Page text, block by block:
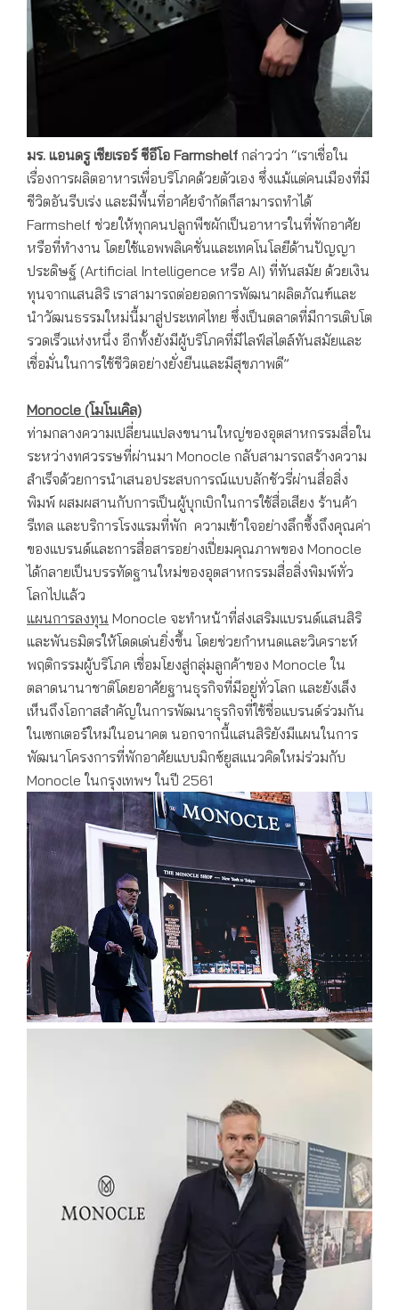
มร. แอนดรู เชียเรอร์ ซีอีโอ Farmshelf กล่าวว่า “เราเชื่อใน
เรื่องการผลิตอาหารเพื่อบริโภคด้วยตัวเอง ซึ่งแม้แต่คนเมืองที่มี
ชีวิตอันรีบเร่ง และมีพื้นที่อาศัยจำกัดก็สามารถทำได้
Farmshelf ช่วยให้ทุกคนปลูกพืชผักเป็นอาหารในที่พักอาศัย
หรือที่ทำงาน โดยใช้แอพพลิเคชั่นและเทคโนโลยีด้านปัญญา
ประดิษฐ์ (Artificial Intelligence หรือ AI) ที่ทันสมัย ด้วยเงิน
ทุนจากแสนสิริ เราสามารถต่อยอดการพัฒนาผลิตภัณฑ์และ
นำวัฒนธรรมใหม่นี้มาสู่ประเทศไทย ซึ่งเป็นตลาดที่มีการเติบโต
รวดเร็วแห่งหนึ่ง อีกทั้งยังมีผู้บริโภคที่มีไลฟ์สไตล์ทันสมัยและ
เชื่อมั่นในการใช้ชีวิตอย่างยั่งยืนและมีสุขภาพดี”
Monocle (โมโนเคิล)
ท่ามกลางความเปลี่ยนแปลงขนานใหญ่ของอุตสาหกรรมสื่อใน
ระหว่างทศวรรษที่ผ่านมา Monocle กลับสามารถสร้างความ
สำเร็จด้วยการนำเสนอประสบการณ์แบบลักชัวรี่ผ่านสื่อสิ่ง
พิมพ์ ผสมผสานกับการเป็นผู้บุกเบิกในการใช้สื่อเสียง ร้านค้า
รีเทล และบริการโรงแรมที่พัก ความเข้าใจอย่างลึกซึ้งถึงคุณค่า
ของแบรนด์และการสื่อสารอย่างเปี่ยมคุณภาพของ Monocle
ได้กลายเป็นบรรทัดฐานใหม่ของอุตสาหกรรมสื่อสิ่งพิมพ์ทั่ว
โลกไปแล้ว
แผนการลงทุน Monocle จะทำหน้าที่ส่งเสริมแบรนด์แสนสิริ
และพันธมิตรให้โดดเด่นยิ่งขึ้น โดยช่วยกำหนดและวิเคราะห์
พฤติกรรมผู้บริโภค เชื่อมโยงสู่กลุ่มลูกค้าของ Monocle ใน
ตลาดนานาชาติโดยอาศัยฐานธุรกิจที่มีอยู่ทั่วโลก และยังเล็ง
เห็นถึงโอกาสสำคัญในการพัฒนาธุรกิจที่ใช้ชื่อแบรนด์ร่วมกัน
ในเซกเตอร์ใหม่ในอนาคต นอกจากนี้แสนสิริยังมีแผนในการ
พัฒนาโครงการที่พักอาศัยแบบมิกซ์ยูสแนวคิดใหม่ร่วมกับ
Monocle ในกรุงเทพฯ ในปี 2561